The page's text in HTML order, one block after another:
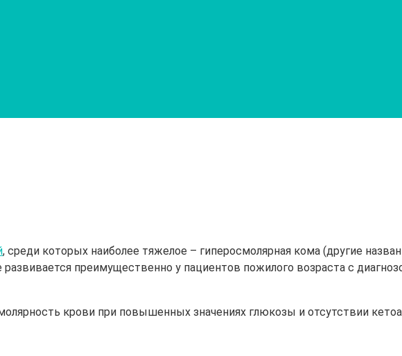
, среди которых наиболее тяжелое – гиперосмолярная кома (другие
преимущественно у пациентов пожилого возраста с
крови при повышенных значениях глюкозы и отсутствии